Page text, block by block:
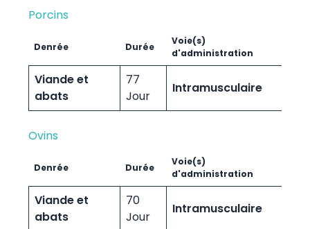
Porcins
Denrée Durée
Voie(s)
d'administration
Viande et
abats
77
Jour
Intramusculaire
Ovins
Denrée Durée
Voie(s)
d'administration
Viande et
abats
70
Jour
Intramusculaire